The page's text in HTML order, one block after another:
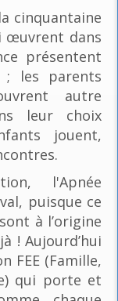
cinquantaine
œuvrent dans
présentent
; les parents
autre
leur choix
jouent,
l'Apnée
puisque ce
à l’origine
! Aujourd’hui
FEE (Famille,
qui porte et